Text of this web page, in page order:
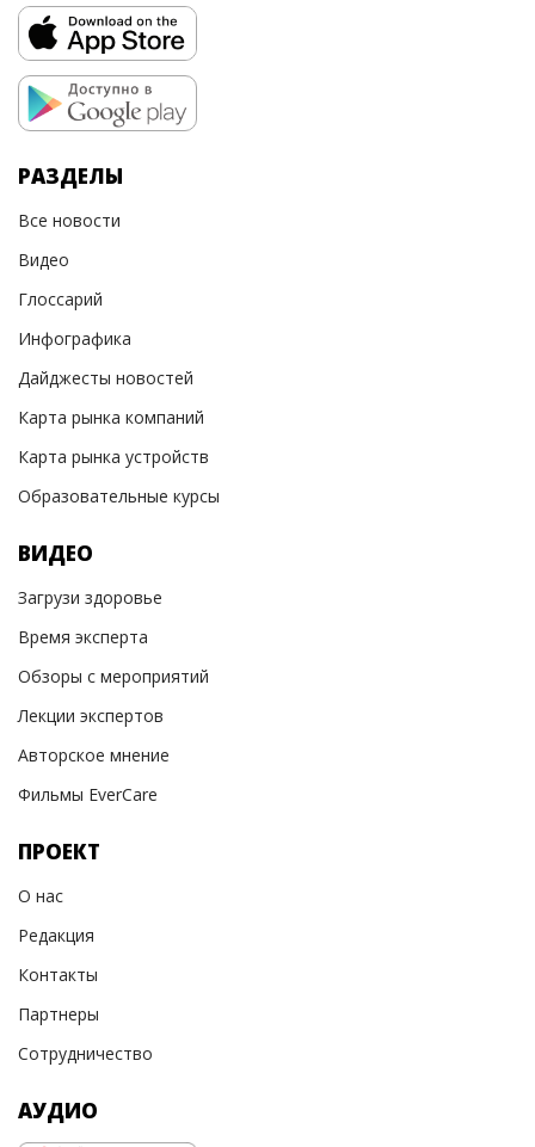
РАЗДЕЛЫ
Все новости
Видео
Глоссарий
Инфографика
Дайджесты новостей
Карта рынка компаний
Карта рынка устройств
Образовательные курсы
ВИДЕО
Загрузи здоровье
Время эксперта
Обзоры с мероприятий
Лекции экспертов
Авторское мнение
Фильмы EverCare
ПРОЕКТ
О нас
Редакция
Контакты
Партнеры
Сотрудничество
АУДИО